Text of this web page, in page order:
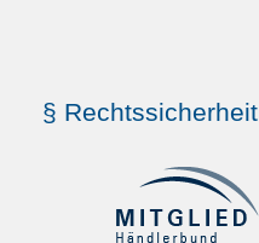
§ Rechtssicherheit